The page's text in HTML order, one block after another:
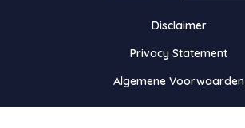
Disclaimer
Privacy Statement
Algemene Voorwaarden